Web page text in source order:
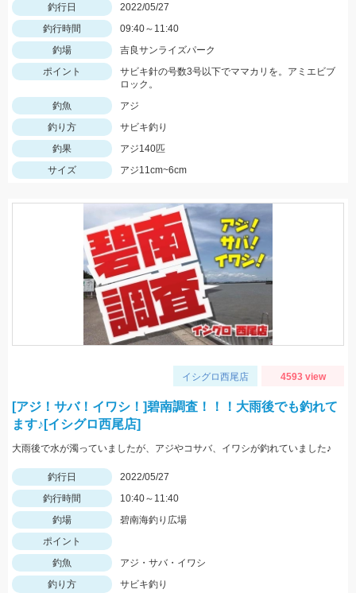
釣行日
2022/05/27
釣行時間
09:40～11:40
釣場
吉良サンライズパーク
ポイント
サビキ針の号数3号以下でママカリを。アミエビブ
ロック。
釣魚
アジ
釣り方
サビキ釣り
釣果
アジ140匹
サイズ
アジ11cm~6cm
イシグロ西尾店 4593 view
[アジ！サバ！イワシ！]碧南調査！！！大雨後でも釣れて
ます♪[イシグロ西尾店]
大雨後で水が濁っていましたが、アジやコサバ、イワシが釣れていました♪
釣行日
2022/05/27
釣行時間
10:40～11:40
釣場
碧南海釣り広場
ポイント
釣魚
アジ・サバ・イワシ
釣り方
サビキ釣り